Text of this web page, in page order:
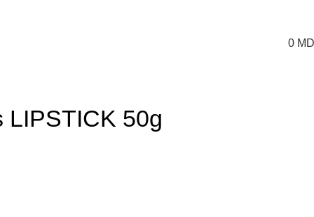
0
LIPSTICK 50g